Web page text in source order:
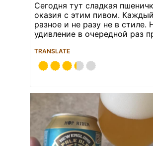
Сегодня тут сладкая
оказия с этим пивом.
разное и не разу не в стиле.
удивление в очередной раз
TRANSLATE